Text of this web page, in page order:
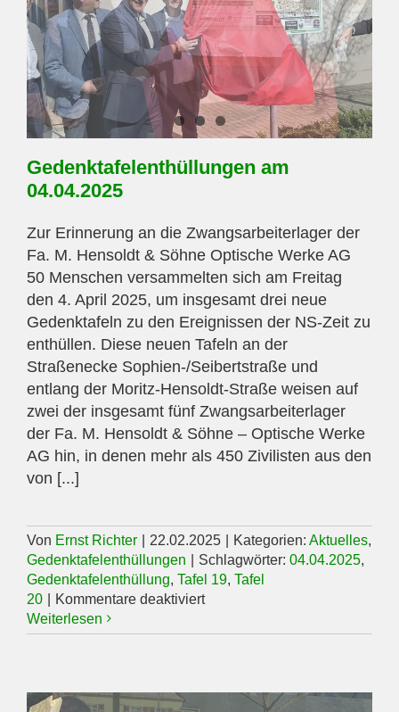
Gedenktafelenthüllungen am
04.04.2025
Zur Erinnerung an die Zwangsarbeiterlager der
Fa. M. Hensoldt & Söhne Optische Werke AG
50 Menschen versammelten sich am Freitag
den 4. April 2025, um insgesamt drei neue
Gedenktafeln zu den Ereignissen der NS-Zeit zu
enthüllen. Diese neuen Tafeln an der
Straßenecke Sophien-/Seibertstraße und
entlang der Moritz-Hensoldt-Straße weisen auf
zwei der insgesamt fünf Zwangsarbeiterlager
der Fa. M. Hensoldt & Söhne – Optische Werke
AG hin, in denen mehr als 450 Zivilisten aus den
von [...]
Von Ernst Richter 22.02.2025 Kategorien: Aktuelles,
Gedenktafelenthüllungen
Schlagwörter: 04.04.2025,
Gedenktafelenthüllung, Tafel 19, Tafel
20
Kommentare deaktiviertfür
am
Weiterlesen